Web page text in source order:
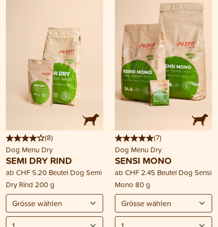
(8)
Dog Menu Dry
SEMI DRY RIND
ab CHF 5.20 Beutel Dog Semi
Dry Rind 200 g
(7)
Dog Menu Dry
SENSI MONO
ab CHF 2.45 Beutel Dog Sensi
Mono 80 g